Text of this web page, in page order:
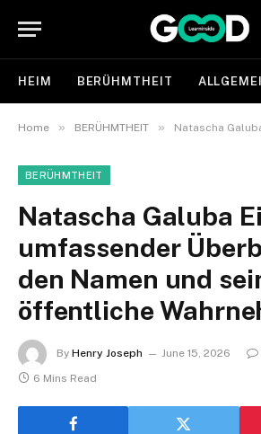
HEIM BERÜHMTHEIT
Home » BERÜHMTHEIT » Natascha Galuba Ein umfassender
BERÜHMTHEIT
Natascha Galuba
umfassender
den Namen und
öffentliche
By Henry Joseph June 15, 2026
6 Mins Read